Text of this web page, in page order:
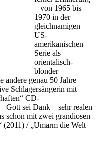
– von 1965 bis
1970 in der
gleichnamigen
US-
amerikanischen
Serie als
orientalisch-
blonder
andere genau 50 Jahre
Schlagersängerin mit
CD-
Gott sei Dank – sehr realen
schon mit zwei grandiosen
(2011) / „Umarm die Welt